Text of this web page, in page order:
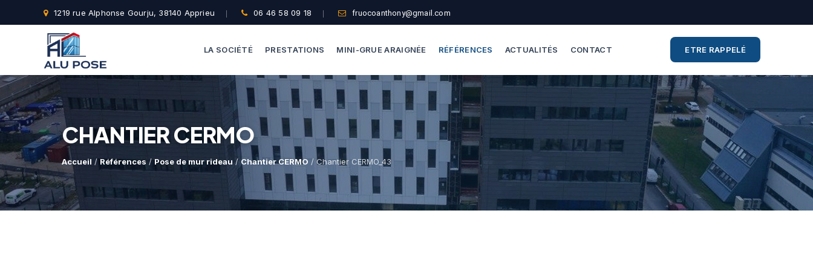
1219 rue Alphonse Gourju, 38140 Apprieu 06 46 58 09 18 fruocoanthony@gmail.com
LA SOCIÉTÉ PRESTATIONS
Dépannage Vitrages
Vitrine Magasin
Expertise Bris De Glace
Recherche De Fuite
MINI-GRUE ARAIGNÉE
Capacité De Levage
Nos Formules
RÉFÉRENCES ACTUALITÉS CONTACT ETRE RAPPELÉ
CHANTIER CERMO
Accueil / Références /Pose de mur rideau / Chantier CERMO / Chantier CERMO_43